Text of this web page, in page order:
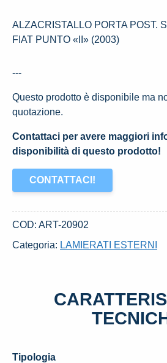
ALZACRISTALLO PORTA POST.
FIAT PUNTO «II» (2003)
---
Questo prodotto è disponibile ma
quotazione.
Contattaci per avere maggiori
disponibilità di questo prodotto!
CONTATTACI!
COD: ART-20902
Categoria: LAMIERATI ESTERNI
Tipologia